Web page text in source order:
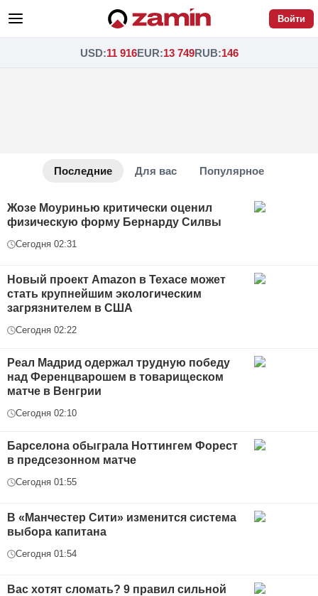
Войти
USD:11 916EUR:13 749RUB:146
Последние новости
Последние Для вас Популярное
Жозе Моуринью критически оценил
физическую форму Бернарду Силвы
Сегодня 02:31
Новый проект Amazon в Техасе может
стать крупнейшим экологическим
загрязнителем в США
Сегодня 02:22
Реал Мадрид одержал трудную победу
над Ференцварошем в товарищеском
матче в Венгрии
Сегодня 02:10
Барселона обыграла Ноттингем Форест
в предсезонном матче
Сегодня 01:55
В «Манчестер Сити» изменится система
выбора капитана
Сегодня 01:54
Вас хотят сломать? 9 правил сильной